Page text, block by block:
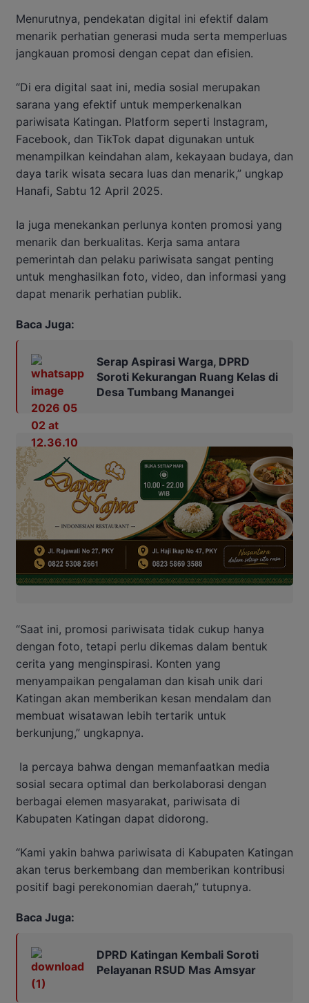
Menurutnya, pendekatan digital ini efektif dalam
menarik perhatian generasi muda serta memperluas
jangkauan promosi dengan cepat dan efisien.
“Di era digital saat ini, media sosial merupakan
sarana yang efektif untuk memperkenalkan
pariwisata Katingan. Platform seperti Instagram,
Facebook, dan TikTok dapat digunakan untuk
menampilkan keindahan alam, kekayaan budaya, dan
daya tarik wisata secara luas dan menarik,” ungkap
Hanafi, Sabtu 12 April 2025.
Ia juga menekankan perlunya konten promosi yang
menarik dan berkualitas. Kerja sama antara
pemerintah dan pelaku pariwisata sangat penting
untuk menghasilkan foto, video, dan informasi yang
dapat menarik perhatian publik.
Baca Juga:
Serap Aspirasi Warga, DPRD
Soroti Kekurangan Ruang Kelas di
Desa Tumbang Manangei
“Saat ini, promosi pariwisata tidak cukup hanya
dengan foto, tetapi perlu dikemas dalam bentuk
cerita yang menginspirasi. Konten yang
menyampaikan pengalaman dan kisah unik dari
Katingan akan memberikan kesan mendalam dan
membuat wisatawan lebih tertarik untuk
berkunjung,” ungkapnya.
Ia percaya bahwa dengan memanfaatkan media
sosial secara optimal dan berkolaborasi dengan
berbagai elemen masyarakat, pariwisata di
Kabupaten Katingan dapat didorong.
“Kami yakin bahwa pariwisata di Kabupaten Katingan
akan terus berkembang dan memberikan kontribusi
positif bagi perekonomian daerah,” tutupnya.
Baca Juga:
DPRD Katingan Kembali Soroti
Pelayanan RSUD Mas Amsyar